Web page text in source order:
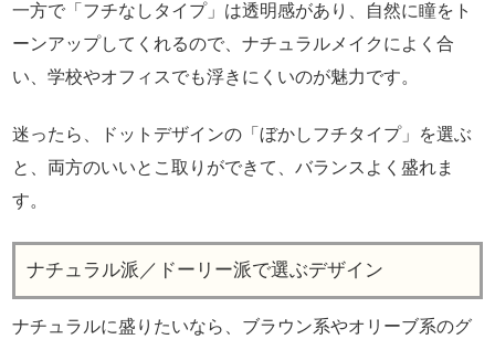
一方で「フチなしタイプ」は透明感があり、自然に瞳をト
ーンアップしてくれるので、ナチュラルメイクによく合
い、学校やオフィスでも浮きにくいのが魅力です。
迷ったら、ドットデザインの「ぼかしフチタイプ」を選ぶ
と、両方のいいとこ取りができて、バランスよく盛れま
す。
ナチュラル派／ドーリー派で選ぶデザイン
ナチュラルに盛りたいなら、ブラウン系やオリーブ系のグ